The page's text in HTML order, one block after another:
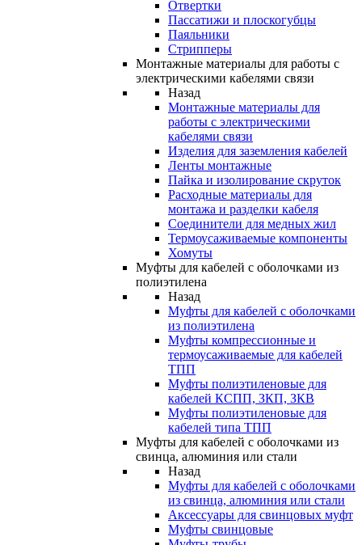
Отвертки
Пассатижи и плоскогубцы
Паяльники
Стрипперы
Монтажные материалы для работы с
электрическими кабелями связи
Назад
Монтажные материалы для
работы с электрическими
кабелями связи
Изделия для заземления кабелей
Ленты монтажные
Пайка и изолирование скруток
Расходные материалы для
монтажа и разделки кабеля
Соединители для медных жил
Термоусаживаемые компоненты
Хомуты
Муфты для кабелей с оболочками из
полиэтилена
Назад
Муфты для кабелей с оболочками
из полиэтилена
Муфты компрессионные и
термоусаживаемые для кабелей
ТПП
Муфты полиэтиленовые для
кабелей КСПП, ЗКП, ЗКВ
Муфты полиэтиленовые для
кабелей типа ТПП
Муфты для кабелей с оболочками из
свинца, алюминия или стали
Назад
Муфты для кабелей с оболочками
из свинца, алюминия или стали
Аксессуары для свинцовых муфт
Муфты свинцовые